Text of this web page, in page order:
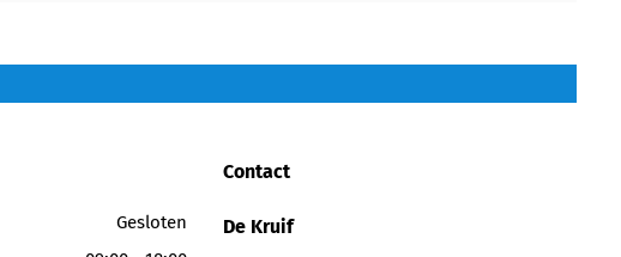
Gesloten
Contact
De Kruif